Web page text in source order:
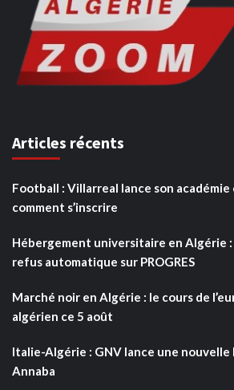
Articles récents
Football : Villarreal lance son
comment s’inscrire
Hébergement universitaire en Algérie
refus automatique sur PROGRES
Marché noir en Algérie : le cours de
algérien ce 5 août
Italie-Algérie : GNV lance une
Annaba